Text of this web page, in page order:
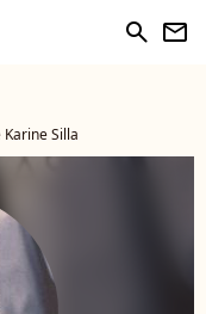
search newsletter
Silla